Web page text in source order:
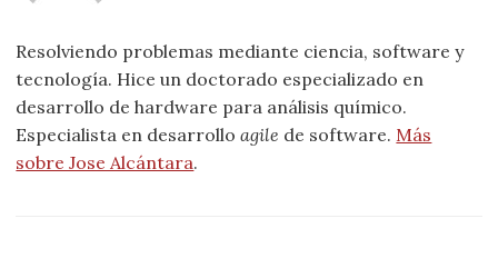
Resolviendo problemas mediante ciencia, software y
tecnología. Hice un doctorado especializado en
desarrollo de hardware para análisis químico.
Especialista en desarrolloagile de software. Más
sobre Jose Alcántara.